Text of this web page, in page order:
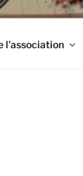
l’association